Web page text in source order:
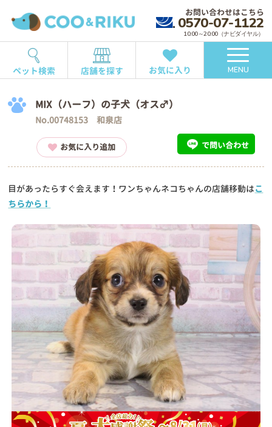
お問い合わせはこちら
0570-07-1122
10:00～20:00（ナビダイヤル）
ペット検索 店舗を探す お気に入り MENU
MIX（ハーフ）の子犬（オス♂）
No.00748153 和泉店
お気に入り追加 で問い合わせ
目があったらすぐ会えます！ワンちゃんネコちゃんの店舗移動はこ
ちらから！